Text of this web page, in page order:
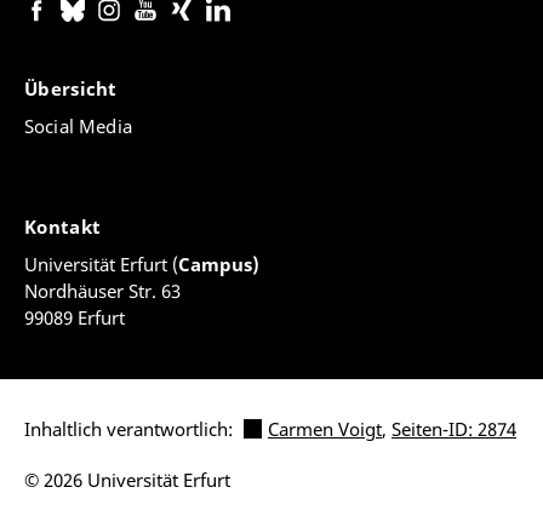
Übersicht
Social Media
Kontakt
Universität Erfurt (Campus)
Nordhäuser Str. 63
99089 Erfurt
Inhaltlich verantwortlich: Carmen Voigt, Seiten-ID: 2874
© 2026 Universität Erfurt